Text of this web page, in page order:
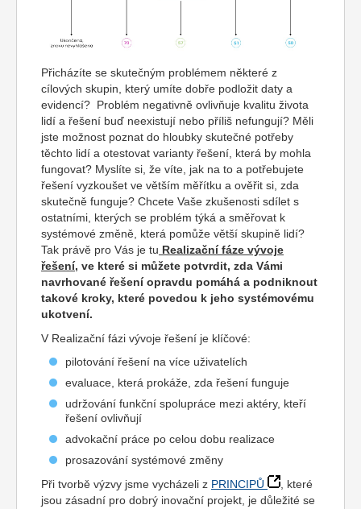
Přicházíte se skutečným problémem některé z
cílových skupin, který umíte dobře podložit daty a
evidencí? Problém negativně ovlivňuje kvalitu života
lidí a řešení buď neexistují nebo příliš nefungují? Měli
jste možnost poznat do hloubky skutečné potřeby
těchto lidí a otestovat varianty řešení, která by mohla
fungovat? Myslíte si, že víte, jak na to a potřebujete
řešení vyzkoušet ve větším měřítku a ověřit si, zda
skutečně funguje? Chcete Vaše zkušenosti sdílet s
ostatními, kterých se problém týká a směřovat k
systémové změně, která pomůže větší skupině lidí?
Tak právě pro Vás je tu Realizační fáze vývoje
řešení, ve které si můžete potvrdit, zda Vámi
navrhované řešení opravdu pomáhá a podniknout
takové kroky, které povedou k jeho systémovému
ukotvení.
V Realizační fázi vývoje řešení je klíčové:
pilotování řešení na více uživatelích
evaluace, která prokáže, zda řešení funguje
udržování funkční spolupráce mezi aktéry, kteří
řešení ovlivňují
advokační práce po celou dobu realizace
prosazování systémové změny
Při tvorbě výzvy jsme vycházeli z PRINCIPŮ
, které
jsou zásadní pro dobrý inovační projekt, je důležité se